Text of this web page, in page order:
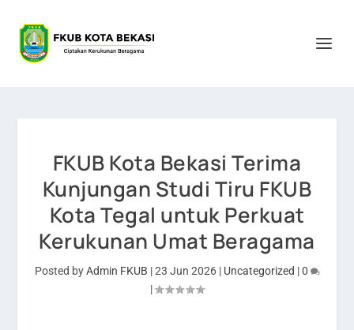
FKUB Kota Bekasi Terima
Kunjungan Studi Tiru FKUB
Kota Tegal untuk Perkuat
Kerukunan Umat Beragama
Posted byAdmin FKUB |23 Jun 2026| Uncategorized |0
|